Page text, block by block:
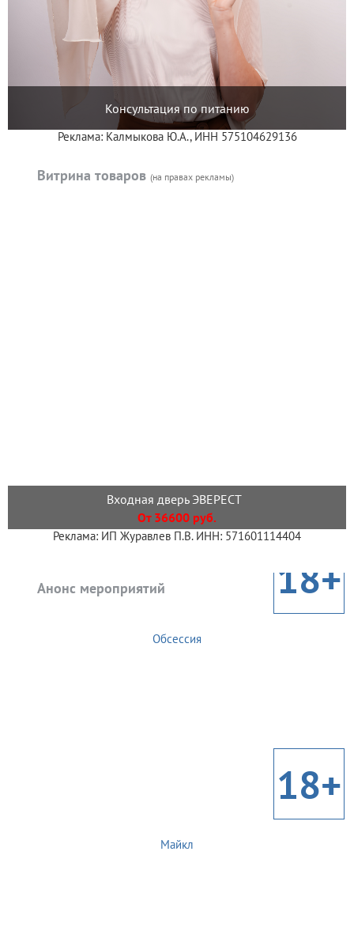
Консультация по питанию
Реклама: Калмыкова Ю.А., ИНН 575104629136
Витрина товаров (на правах рекламы)
Входная дверь ЭВЕРЕСТ
От 36600 руб.
Реклама: ИП Журавлев П.В. ИНН: 571601114404
Анонс мероприятий 18+
Обсессия
18+
Майкл